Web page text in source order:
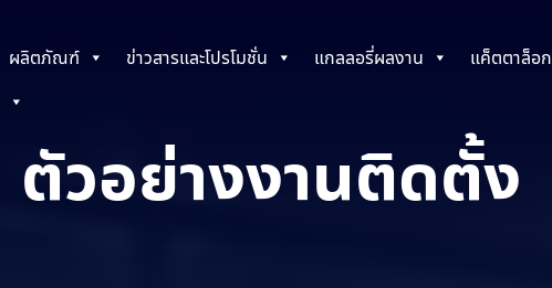
ผลิตภัณฑ์ ข่าวสารและโปรโมชั่น แกลลอรี่ผลงาน
แค็ตตาล็อก
ตัวอย่างงานติดตั้ง